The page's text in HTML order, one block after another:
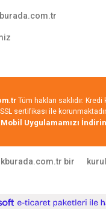
Tüm hakları saklıdır.
SSL sertifikası ile
Mobil Uygulamamızı İndirin
bir
ideasoft e-